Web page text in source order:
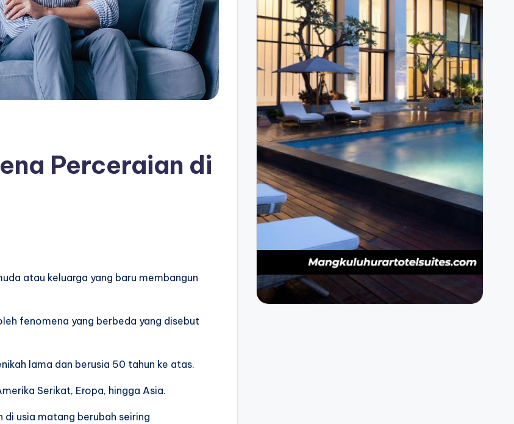
Perceraian di
atau keluarga yang baru membangun
fenomena yang berbeda yang disebut
lama dan berusia 50 tahun ke atas.
Serikat, Eropa, hingga Asia.
usia matang berubah seiring